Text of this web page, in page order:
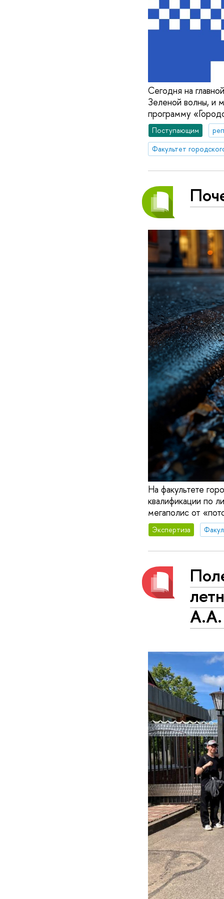
Сегодня на
Зеленой волны, и
программу
Поступающим
На факультете
квалификации по
мегаполис от
Экспертиза
А.А.